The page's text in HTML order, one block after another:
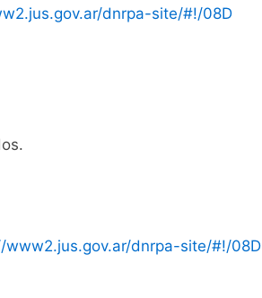
dnrpa-site/#!/08D
www2.jus.gov.ar/dnrpa-site/#!/08D